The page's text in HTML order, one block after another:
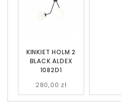
KINKIET HOLM 2
BLACK ALDEX
1082D1
280,00 zł